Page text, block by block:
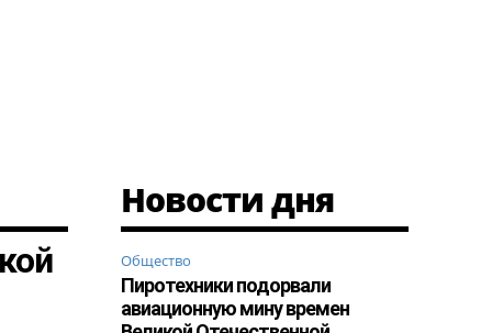
Новости дня
Общество
Пиротехники подорвали
авиационную мину времен